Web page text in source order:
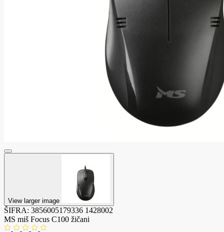
View larger image
ŠIFRA: 3856005179336 1428002
MS miš Focus C100 žičani